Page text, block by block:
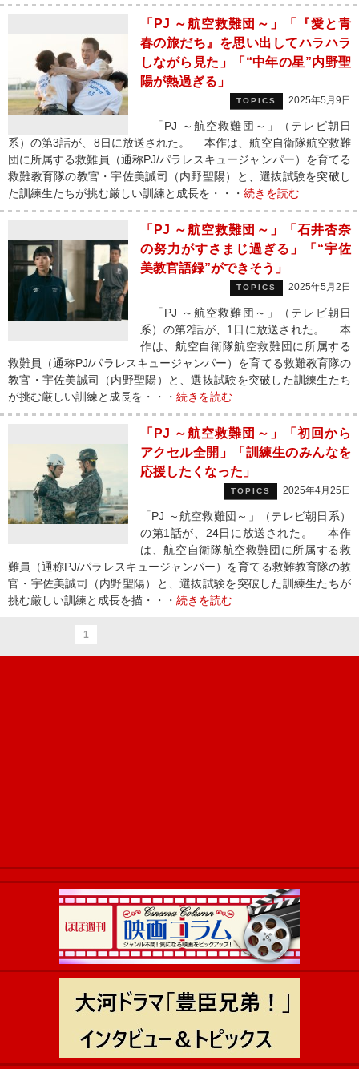
「PJ ～航空救難団～」「『愛と青
春の旅だち』を思い出してハラハラ
しながら見た」「“中年の星”内野聖
陽が熱過ぎる」
TOPICS 2025年5月9日
「PJ ～航空救難団～」（テレビ朝日
系）の第3話が、8日に放送された。 本作は、航空自衛隊航空救難
団に所属する救難員（通称PJ/パラレスキュージャンパー）を育てる
救難教育隊の教官・宇佐美誠司（内野聖陽）と、選抜試験を突破し
た訓練生たちが挑む厳しい訓練と成長を・・・ 続きを読む
「PJ ～航空救難団～」「石井杏奈
の努力がすさまじ過ぎる」「“宇佐
美教官語録”ができそう」
TOPICS 2025年5月2日
「PJ ～航空救難団～」（テレビ朝日
系）の第2話が、1日に放送された。 本
作は、航空自衛隊航空救難団に所属する
救難員（通称PJ/パラレスキュージャンパー）を育てる救難教育隊の
教官・宇佐美誠司（内野聖陽）と、選抜試験を突破した訓練生たち
が挑む厳しい訓練と成長を・・・ 続きを読む
「PJ ～航空救難団～」「初回から
アクセル全開」「訓練生のみんなを
応援したくなった」
TOPICS 2025年4月25日
「PJ ～航空救難団～」（テレビ朝日系）
の第1話が、24日に放送された。 本作
は、航空自衛隊航空救難団に所属する救
難員（通称PJ/パラレスキュージャンパー）を育てる救難教育隊の教
官・宇佐美誠司（内野聖陽）と、選抜試験を突破した訓練生たちが
挑む厳しい訓練と成長を描・・・ 続きを読む
1